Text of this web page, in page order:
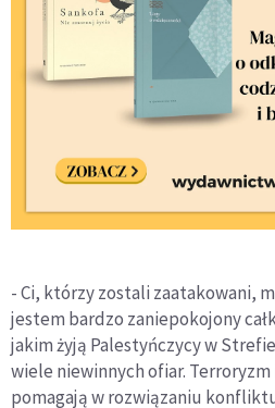
- Ci, którzy zostali zaatakowani,
jestem bardzo zaniepokojony
jakim żyją Palestyńczycy w
wiele niewinnych ofiar.
pomagają w rozwiązaniu